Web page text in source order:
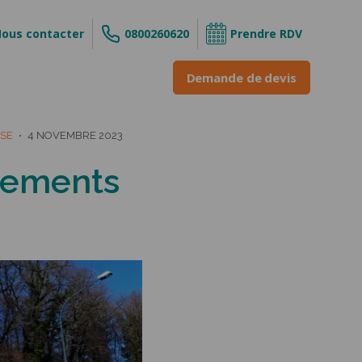
contacter 0800260620 Prendre RDV
&
Demande de devis
4 NOVEMBRE 2023